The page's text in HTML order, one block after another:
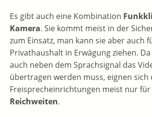
Es gibt auch eine Kombination
Kamera. Sie kommt meist in der
zum Einsatz, man kann sie aber auch
Privathaushalt in Erwägung ziehen.
auch neben dem Sprachsignal das
übertragen werden muss, eignen sich
Freisprecheinrichtungen meist nur für
Reichweiten.